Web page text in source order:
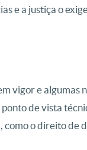
e a justiça o
vigor e algumas
de vista
o direito de